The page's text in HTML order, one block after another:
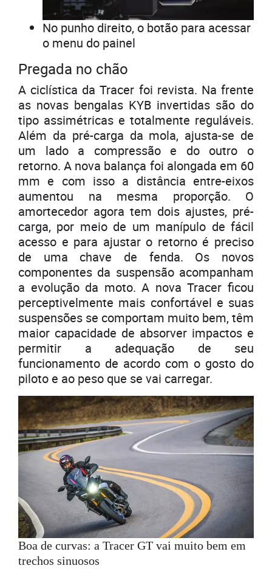
No punho direito, o botão para acessar
o menu do painel
Pregada no chão
A ciclística da Tracer foi revista. Na frente
as novas bengalas KYB invertidas são do
tipo assimétricas e totalmente reguláveis.
Além da pré-carga da mola, ajusta-se de
um lado a compressão e do outro o
retorno. A nova balança foi alongada em 60
mm e com isso a distância entre-eixos
aumentou na mesma proporção. O
amortecedor agora tem dois ajustes, pré-
carga, por meio de um manípulo de fácil
acesso e para ajustar o retorno é preciso
de uma chave de fenda. Os novos
componentes da suspensão acompanham
a evolução da moto. A nova Tracer ficou
perceptivelmente mais confortável e suas
suspensões se comportam muito bem, têm
maior capacidade de absorver impactos e
permitir a adequação de seu
funcionamento de acordo com o gosto do
piloto e ao peso que se vai carregar.
Boa de curvas: a Tracer GT vai muito bem em
trechos sinuosos